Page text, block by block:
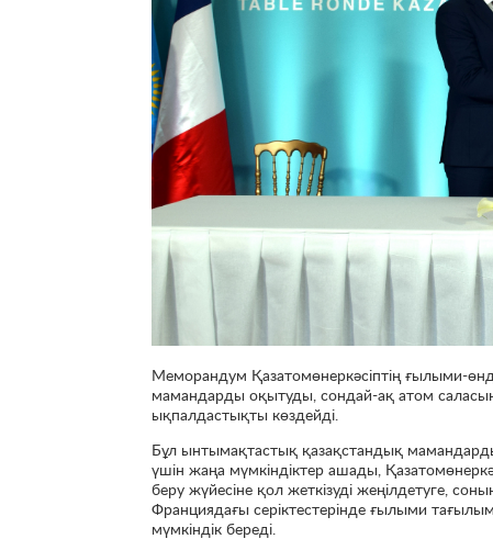
Меморандум Қазатомөнеркәсіптің ғылыми-
мамандарды оқытуды, сондай-ақ атом
ықпалдастықты көздейді.
Бұл ынтымақтастық қазақстандық
үшін жаңа мүмкіндіктер ашады,
беру жүйесіне қол жеткізуді жеңілдетуге,
Франциядағы серіктестерінде ғылыми
мүмкіндік береді.